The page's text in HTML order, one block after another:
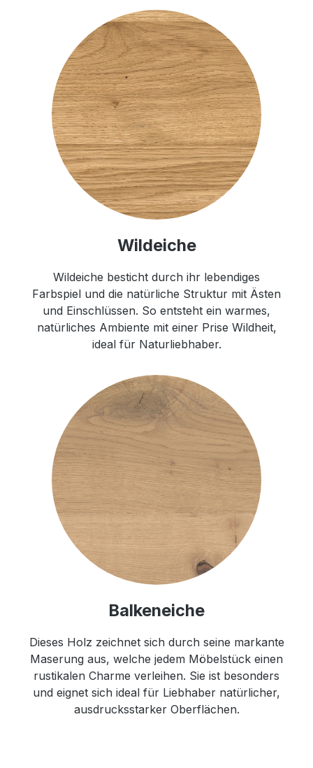
Wildeiche
Wildeiche besticht durch ihr lebendiges
Farbspiel und die natürliche Struktur mit Ästen
und Einschlüssen. So entsteht ein warmes,
natürliches Ambiente mit einer Prise Wildheit,
ideal für Naturliebhaber.
Balkeneiche
Dieses Holz zeichnet sich durch seine markante
Maserung aus, welche jedem Möbelstück einen
rustikalen Charme verleihen. Sie ist besonders
und eignet sich ideal für Liebhaber natürlicher,
ausdrucksstarker Oberflächen.